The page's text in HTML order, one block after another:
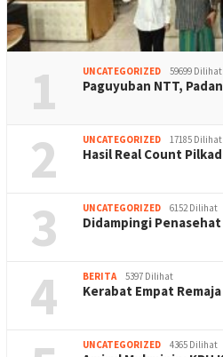
1 UNCATEGORIZED 59699 Dilihat
Paguyuban NTT,
2 UNCATEGORIZED 17185 Dilihat
Hasil Real Count
3 UNCATEGORIZED 6152 Dilihat
Didampingi
4 BERITA 5397 Dilihat
Kerabat Empat
UNCATEGORIZED 4365 Dilihat